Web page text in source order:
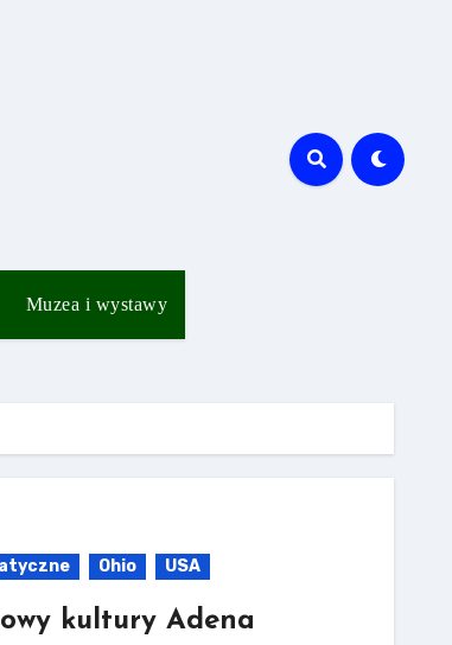
Muzea i wystawy
Ohio USA
kultury Adena